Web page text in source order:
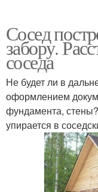
Сосед
забору.
соседа
Не будет ли в
оформлением
фундамента,
упирается в